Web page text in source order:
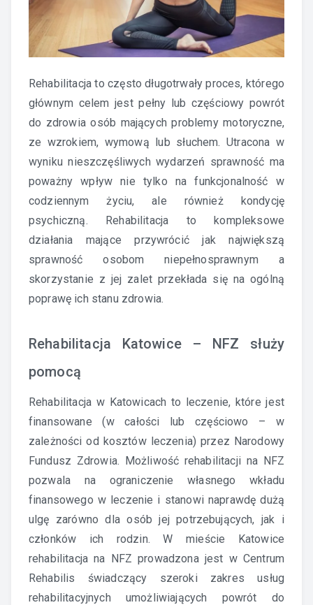
Rehabilitacja to często długotrwały proces, którego
głównym celem jest pełny lub częściowy powrót
do zdrowia osób mających problemy motoryczne,
ze wzrokiem, wymową lub słuchem. Utracona w
wyniku nieszczęśliwych wydarzeń sprawność ma
poważny wpływ nie tylko na funkcjonalność w
codziennym życiu, ale również kondycję
psychiczną. Rehabilitacja to kompleksowe
działania mające przywrócić jak największą
sprawność osobom niepełnosprawnym a
skorzystanie z jej zalet przekłada się na ogólną
poprawę ich stanu zdrowia.
Rehabilitacja Katowice – NFZ służy
pomocą
Rehabilitacja w Katowicach to leczenie, które jest
finansowane (w całości lub częściowo – w
zależności od kosztów leczenia) przez Narodowy
Fundusz Zdrowia. Możliwość rehabilitacji na NFZ
pozwala na ograniczenie własnego wkładu
finansowego w leczenie i stanowi naprawdę dużą
ulgę zarówno dla osób jej potrzebujących, jak i
członków ich rodzin. W mieście Katowice
rehabilitacja na NFZ prowadzona jest w Centrum
Rehabilis świadczący szeroki zakres usług
rehabilitacyjnych umożliwiających powrót do